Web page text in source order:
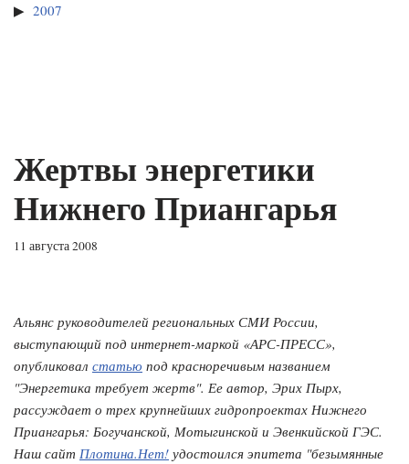
2007
Жертвы энергетики
Нижнего Приангарья
11 августа 2008
Альянс руководителей региональных СМИ России,
выступающий под интернет-маркой «АРС-ПРЕСС»,
опубликовал статью под красноречивым названием
"Энергетика требует жертв". Ее автор, Эрих Пырх,
рассуждает о трех крупнейших гидропроектах Нижнего
Приангарья: Богучанской, Мотыгинской и Эвенкийской ГЭС.
Наш сайт Плотина.Нет! удостоился эпитета "безымянные